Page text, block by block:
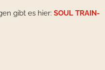
gibt es hier: SOUL TRAIN-